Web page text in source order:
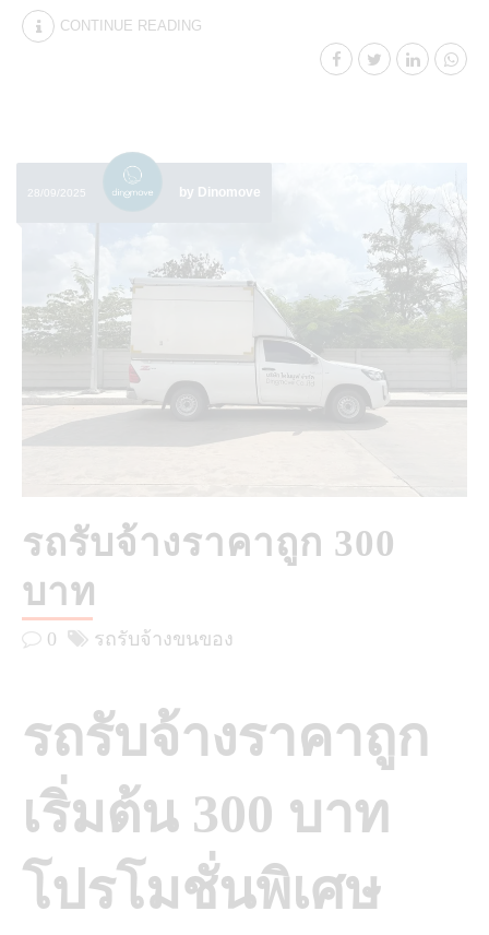
CONTINUE READING
28/09/2025 by Dinomove
รถรับจ้างราคาถูก 300
บาท
0 รถรับจ้างขนของ
รถรับจ้างราคาถูก
เริ่มต้น 300 บาท
โปรโมชั่นพิเศษ